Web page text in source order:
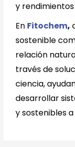
y
En Fitochem,
sostenible
relación
través de
ciencia,
desarrollar
y sostenibles